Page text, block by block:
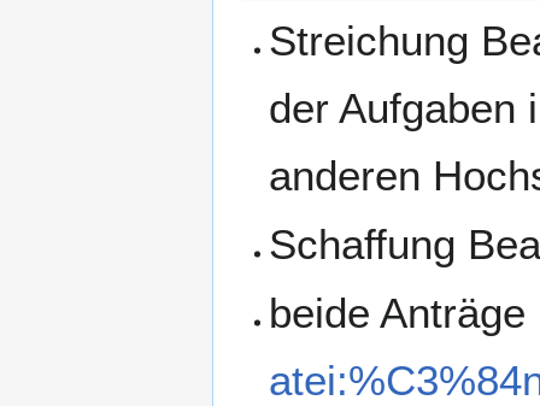
Streichung
der Aufgaben
anderen
Schaffung
beide